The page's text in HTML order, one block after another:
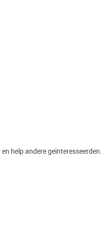
help andere geïnteresseerden.